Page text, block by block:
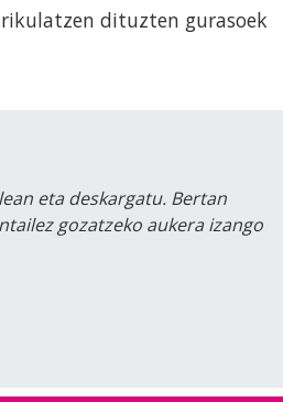
dituzten gurasoek
eta deskargatu. Bertan
gozatzeko aukera izango